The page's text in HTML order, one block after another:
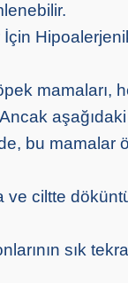
mamaları,
bu mamalar
ve ciltte
sık